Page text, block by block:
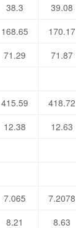
38.3 39.08
168.65 170.17
71.29 71.87
415.59 418.72
12.38 12.63
7.065 7.2078
8.21 8.63